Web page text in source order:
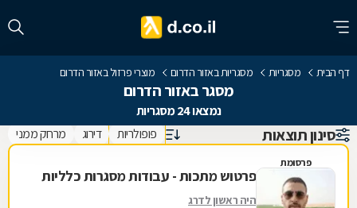
דף הבית מסגריות מסגריות באזור הדרום מוצרי פרזול באזור הדרום
מסגר באזור הדרום
נמצאו 24 מסגריות
סינון תוצאות פופולריות דירוג מרחק ממני
פרסומת
פרטוש מתכות - עבודות מסגרות כלליות
היה ראשון לדרג